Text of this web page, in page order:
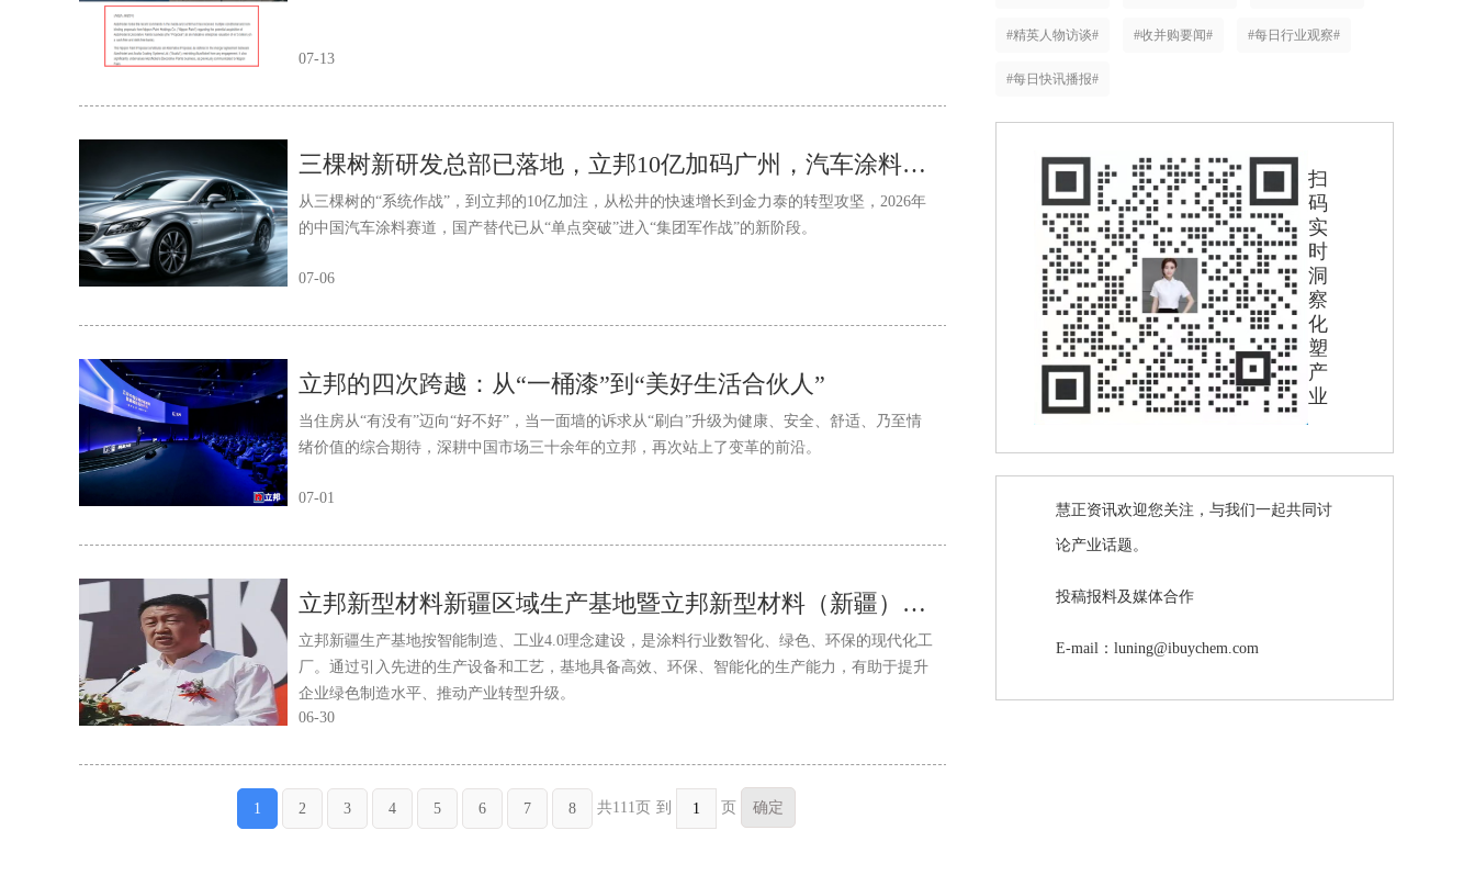
07-13
三棵树新研发总部已落地，立邦10亿加码广州，汽车涂料赛道暗战升级
从三棵树的“系统作战”，到立邦的10亿加注，从松井的快速增长到金力泰的转型攻坚，2026年
的中国汽车涂料赛道，国产替代已从“单点突破”进入“集团军作战”的新阶段。
07-06
立邦的四次跨越：从“一桶漆”到“美好生活合伙人”
当住房从“有没有”迈向“好不好”，当一面墙的诉求从“刷白”升级为健康、安全、舒适、乃至情
绪价值的综合期待，深耕中国市场三十余年的立邦，再次站上了变革的前沿。
07-01
立邦新型材料新疆区域生产基地暨立邦新型材料（新疆）有限公司投产
立邦新疆生产基地按智能制造、工业4.0理念建设，是涂料行业数智化、绿色、环保的现代化工
厂。通过引入先进的生产设备和工艺，基地具备高效、环保、智能化的生产能力，有助于提升
企业绿色制造水平、推动产业转型升级。
06-30
1 2 3 4 5 6 7 8 共111页 到 页
#精英人物访谈# #收并购要闻# #每日行业观察#
#每日快讯播报#
扫
码
实
时
洞
察
化
塑
产
业
慧正资讯欢迎您关注，与我们一起共同讨
论产业话题。
投稿报料及媒体合作
E-mail：luning@ibuychem.com